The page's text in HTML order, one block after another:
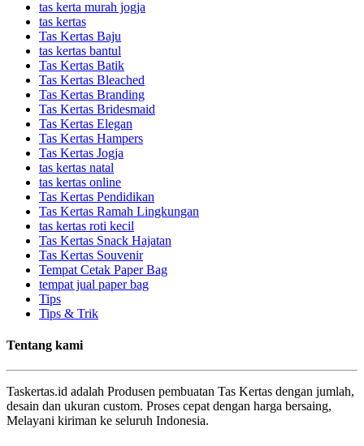
tas kerta murah jogja
tas kertas
Tas Kertas Baju
tas kertas bantul
Tas Kertas Batik
Tas Kertas Bleached
Tas Kertas Branding
Tas Kertas Bridesmaid
Tas Kertas Elegan
Tas Kertas Hampers
Tas Kertas Jogja
tas kertas natal
tas kertas online
Tas Kertas Pendidikan
Tas Kertas Ramah Lingkungan
tas kertas roti kecil
Tas Kertas Snack Hajatan
Tas Kertas Souvenir
Tempat Cetak Paper Bag
tempat jual paper bag
Tips
Tips & Trik
Tentang kami
Taskertas.id adalah Produsen pembuatan Tas Kertas dengan jumlah,
desain dan ukuran custom. Proses cepat dengan harga bersaing,
Melayani kiriman ke seluruh Indonesia.